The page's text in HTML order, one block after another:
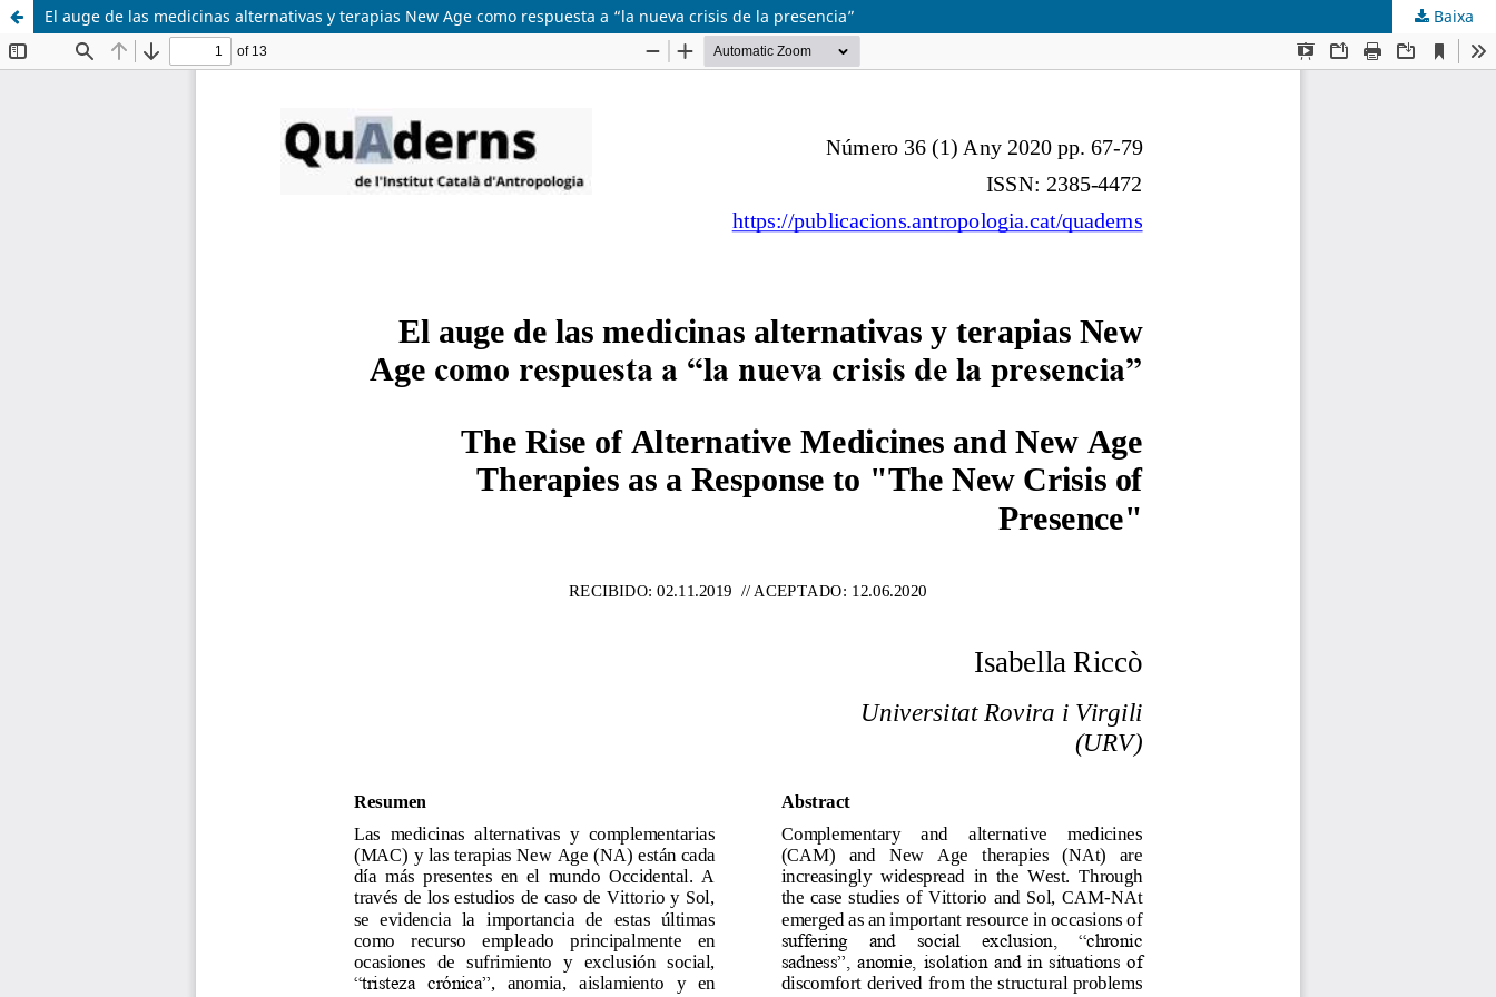
El auge de las medicinas alternativas y terapias New Age como respuesta a “la nueva crisis de la presencia” Baixa